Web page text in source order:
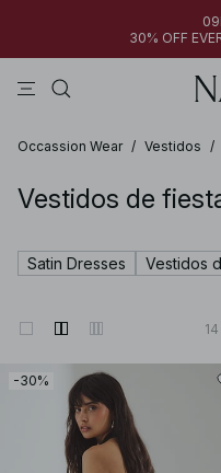
30% OFF
Occassion Wear / Vestidos /
Vestidos de
Satin Dresses Vestidos
14
-30%